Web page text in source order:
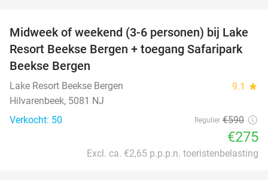
53%
Midweek of weekend (3-6 personen) bij Lake
Resort Beekse Bergen + toegang Safaripark
Beekse Bergen
Lake Resort Beekse Bergen 9.1 star
Hilvarenbeek, 5081 NJ
Verkocht: 50
Regulier €590
€275
Excl. ca. €2,65 p.p.p.n. toeristenbelasting